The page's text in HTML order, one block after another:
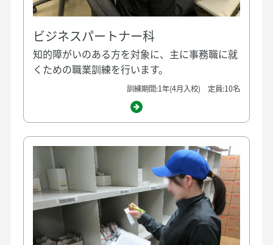
ビジネスパートナー科
知的障がいのある方を対象に、主に事務職に就
くための職業訓練を行います。
訓練期間:1年(4月入校) 定員:10名